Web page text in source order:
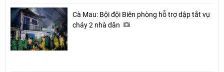
Cà Mau: Bội đội Biên phòng hỗ trợ dập tắt vụ
cháy 2 nhà dân